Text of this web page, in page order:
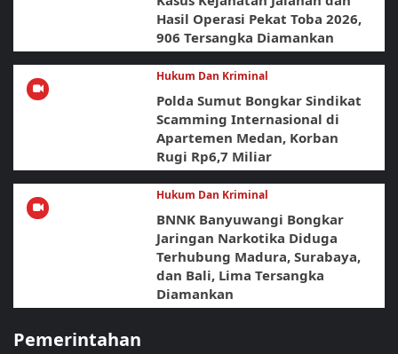
Hasil Operasi Pekat Toba 2026,
906 Tersangka Diamankan
Hukum Dan Kriminal
Polda Sumut Bongkar Sindikat
Scamming Internasional di
Apartemen Medan, Korban
Rugi Rp6,7 Miliar
Hukum Dan Kriminal
BNNK Banyuwangi Bongkar
Jaringan Narkotika Diduga
Terhubung Madura, Surabaya,
dan Bali, Lima Tersangka
Diamankan
Pemerintahan